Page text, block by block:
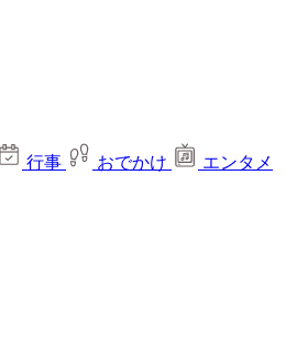
行事 おでかけ
エンタメ